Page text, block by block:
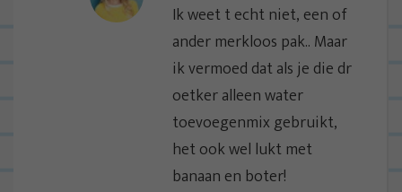
Ik weet t echt niet, een of
ander merkloos pak.. Maar
ik vermoed dat als je die dr
oetker alleen water
toevoegenmix gebruikt,
het ook wel lukt met
banaan en boter!